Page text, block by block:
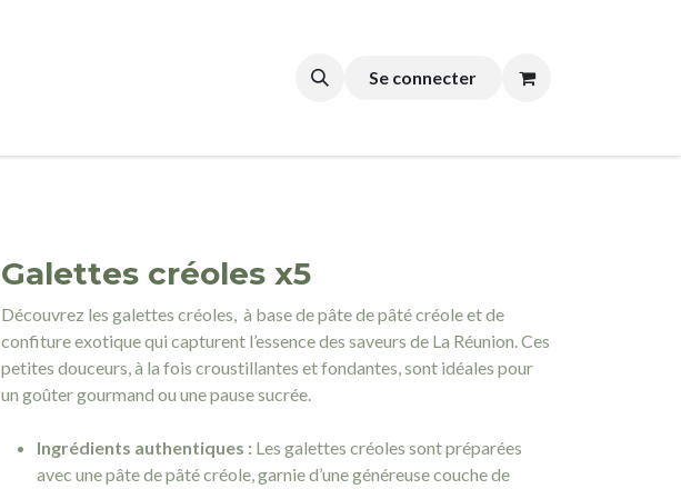
Se connecter
Galettes créoles x5
Découvrez les galettes créoles, à base de pâte de pâté créole et de
confiture exotique qui capturent l’essence des saveurs de La Réunion. Ces
petites douceurs, à la fois croustillantes et fondantes, sont idéales pour
un goûter gourmand ou une pause sucrée.
Ingrédients authentiques : Les galettes créoles sont préparées
avec une pâte de pâté créole, garnie d’une généreuse couche de